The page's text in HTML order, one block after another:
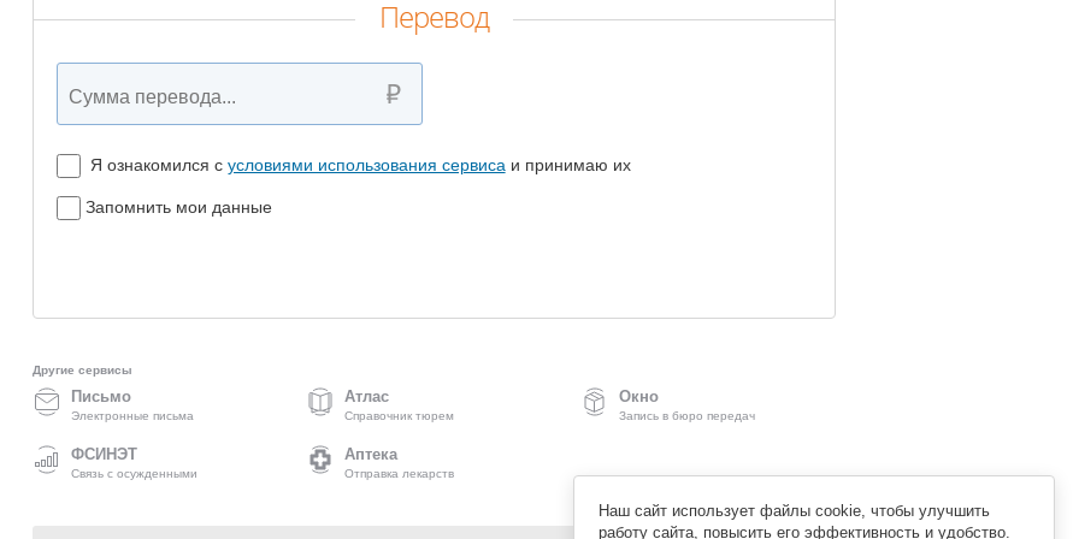
Перевод
Я ознакомился с условиями использования сервиса и принимаю их
Запомнить мои данные
Другие сервисы
Письмо
Электронные письма
Атлас
Справочник тюрем
Окно
Запись в бюро передач
ФСИНЭТ
Связь с осужденными
Аптека
Отправка лекарств
Наш сайт использует файлы cookie, чтобы улучшить
работу сайта, повысить его эффективность и удобство.